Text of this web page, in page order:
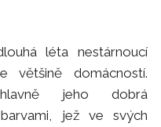
léta nestárnoucí
většině domácností.
jeho dobrá
jež ve svých